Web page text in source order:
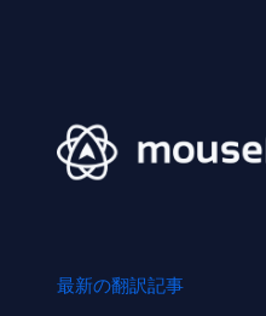
最新の翻訳記事